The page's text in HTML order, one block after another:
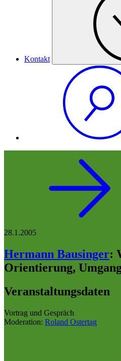
Kontakt
28.1.2005
Hermann Bausinger:
Orientierung,
Veranstaltungsdaten
Vortrag und Gespräch
Moderation: Roland Ostertag